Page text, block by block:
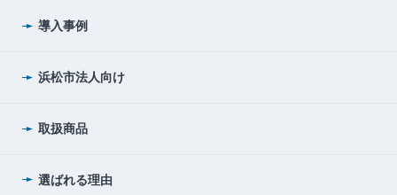
導入事例
浜松市法人向け
取扱商品
選ばれる理由